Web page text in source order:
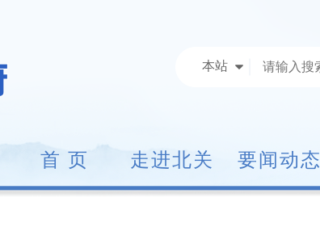
本站
首 页 走进北关 要闻动态